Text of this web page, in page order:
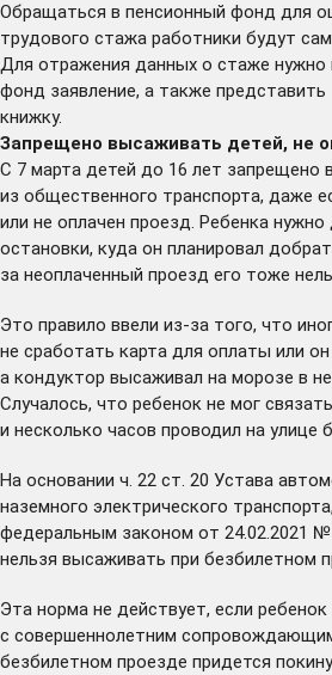
Обращаться в пенсионный фонд для
трудового стажа работники будут
Для отражения данных о стаже нужно
фонд заявление, а также
книжку.
Запрещено высаживать детей, не
С 7 марта детей до 16 лет запрещено
из общественного транспорта, даже
или не оплачен проезд. Ребенка
остановки, куда он планировал
за неоплаченный проезд его тоже
Это правило ввели из-за того, что
не сработать карта для оплаты или он
а кондуктор высаживал на морозе в
Случалось, что ребенок не мог
и несколько часов проводил на улице
На основании ч. 22 ст. 20 Устава
наземного электрического
федеральным законом от 24.02.2021
нельзя высаживать при безбилетном
Эта норма не действует, если
с совершеннолетним
безбилетном проезде придется